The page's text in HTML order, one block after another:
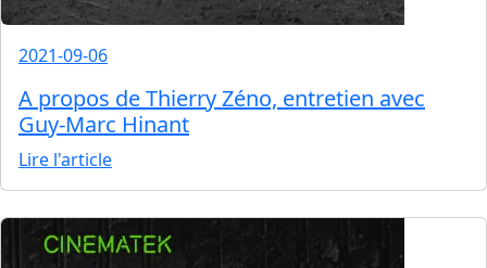
2021-09-06
A propos de Thierry Zéno, entretien avec
Guy-Marc Hinant
Lire l'article